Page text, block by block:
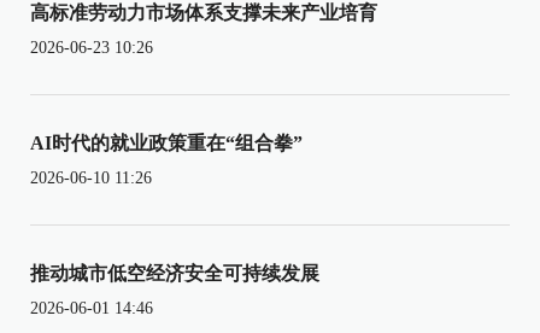
高标准劳动力市场体系支撑未来产业培育
2026-06-23 10:26
AI时代的就业政策重在“组合拳”
2026-06-10 11:26
推动城市低空经济安全可持续发展
2026-06-01 14:46